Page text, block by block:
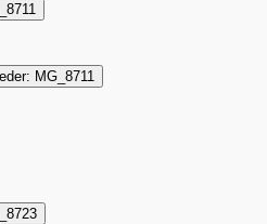
MG_8711